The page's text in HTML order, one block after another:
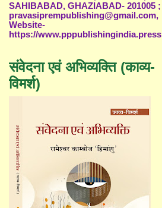
SAHIBABAD, GHAZIABAD- 201005 ;
pravasiprempublishing@gmail.com,
Website-
https://www.pppublishingindia.press
संवेदना एवं अभिव्यक्ति (काव्य-
विमर्श)